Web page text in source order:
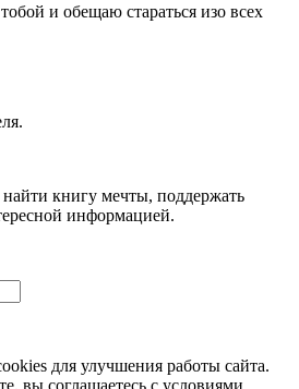
и обещаю стараться изо всех
книгу мечты, поддержать
информацией.
для улучшения работы сайта.
вы соглашаетесь с условиями